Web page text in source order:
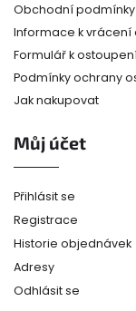
Obchodní podmínky
Informace k vrácení
Formulář k
Podmínky ochrany
Jak nakupovat
Můj účet
Přihlásit se
Registrace
Historie objednávek
Adresy
Odhlásit se